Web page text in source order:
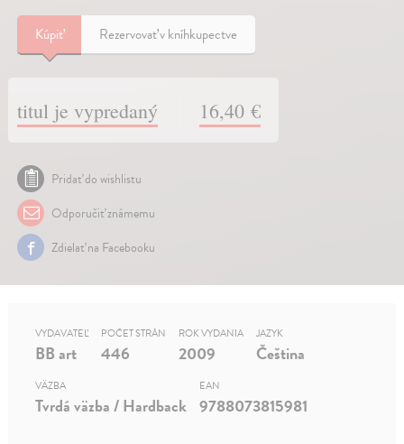
Kúpiť Rezervovať v kníhkupectve
titul je vypredaný 16,40 €
Pridať do wishlistu
Odporučiť známemu
Zdielať na Facebooku
VYDAVATEĽ
BB art
POČET STRÁN
446
ROK VYDANIA
2009
JAZYK
Čeština
VÄZBA
Tvrdá väzba / Hardback
EAN
9788073815981